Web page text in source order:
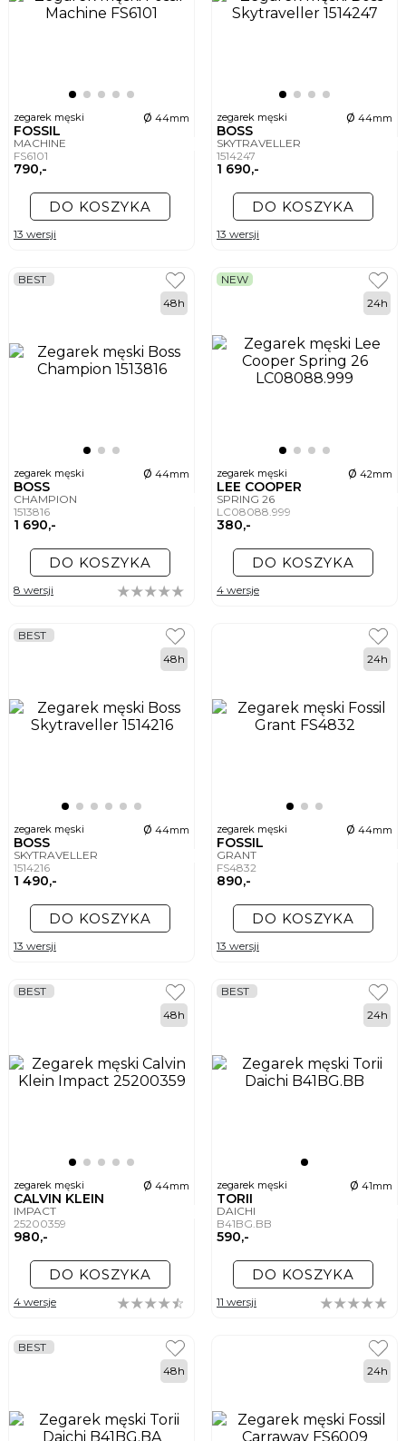
zegarek męski ø 44mm
FOSSIL
MACHINE
FS6101
790,-
DO KOSZYKA
13 wersji
zegarek męski ø 44mm
BOSS
SKYTRAVELLER
1514247
1 690,-
DO KOSZYKA
13 wersji
zegarek męski ø 44mm
BOSS
CHAMPION
1513816
1 690,-
BEST
48h
DO KOSZYKA
8 wersji
zegarek męski ø 42mm
LEE COOPER
SPRING 26
LC08088.999
380,-
NEW
24h
DO KOSZYKA
4 wersje
zegarek męski ø 44mm
BOSS
SKYTRAVELLER
1514216
1 490,-
BEST
48h
DO KOSZYKA
13 wersji
zegarek męski ø 44mm
FOSSIL
GRANT
FS4832
890,-
24h
DO KOSZYKA
13 wersji
zegarek męski ø 44mm
CALVIN KLEIN
IMPACT
25200359
980,-
BEST
48h
DO KOSZYKA
4 wersje
zegarek męski ø 41mm
TORII
DAICHI
B41BG.BB
590,-
BEST
24h
DO KOSZYKA
11 wersji
BEST
48h
24h